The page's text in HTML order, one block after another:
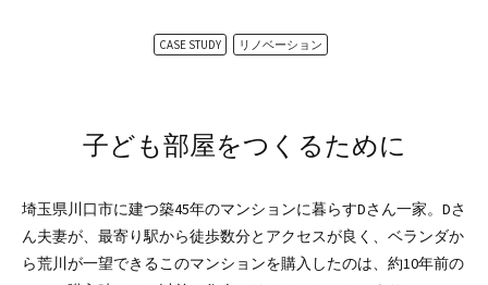
CASE STUDY リノベーション
子ども部屋をつくるために
埼玉県川口市に建つ築45年のマンションに暮らすDさん一家。Dさ
ん夫妻が、最寄り駅から徒歩数分とアクセスが良く、ベランダか
ら荒川が一望できるこのマンションを購入したのは、約10年前の